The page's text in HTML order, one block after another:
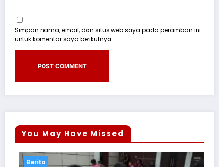
Simpan nama, email, dan situs web saya pada peramban ini
untuk komentar saya berikutnya.
You May Have Missed
Berita